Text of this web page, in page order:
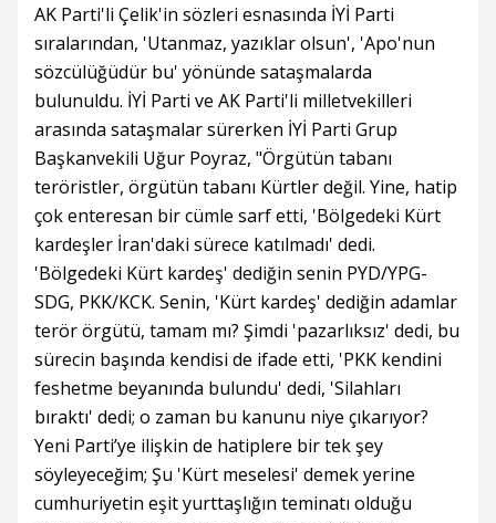
AK Parti'li Çelik'in sözleri esnasında İYİ Parti
sıralarından, 'Utanmaz, yazıklar olsun', 'Apo'nun
sözcülüğüdür bu' yönünde sataşmalarda
bulunuldu. İYİ Parti ve AK Parti'li milletvekilleri
arasında sataşmalar sürerken İYİ Parti Grup
Başkanvekili Uğur Poyraz, "Örgütün tabanı
teröristler, örgütün tabanı Kürtler değil. Yine, hatip
çok enteresan bir cümle sarf etti, 'Bölgedeki Kürt
kardeşler İran'daki sürece katılmadı' dedi.
'Bölgedeki Kürt kardeş' dediğin senin PYD/YPG-
SDG, PKK/KCK. Senin, 'Kürt kardeş' dediğin adamlar
terör örgütü, tamam mı? Şimdi 'pazarlıksız' dedi, bu
sürecin başında kendisi de ifade etti, 'PKK kendini
feshetme beyanında bulundu' dedi, 'Silahları
bıraktı' dedi; o zaman bu kanunu niye çıkarıyor?
Yeni Parti’ye ilişkin de hatiplere bir tek şey
söyleyeceğim; Şu 'Kürt meselesi' demek yerine
cumhuriyetin eşit yurttaşlığın teminatı olduğu